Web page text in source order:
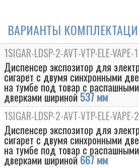
ВАРИАНТЫ
1SIGAR-LDSP-2-AVT-VTP-ELE-VAPE-1
Диспенсер экспозитор для
сигарет с двумя синхронными
на тумбе под товар с распашными
дверками шириной 537 мм
1SIGAR-LDSP-2-AVT-VTP-ELE-VAPE-2
Диспенсер экспозитор для
сигарет с двумя синхронными
на тумбе под товар с распашными
дверками шириной 667 мм